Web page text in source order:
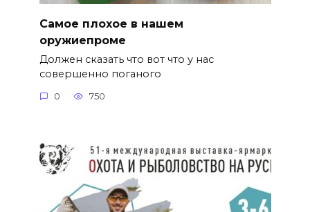
Самое плохое в нашем
оружиепроме
Должен сказать что вот что у нас
совершенно поганого
0 750